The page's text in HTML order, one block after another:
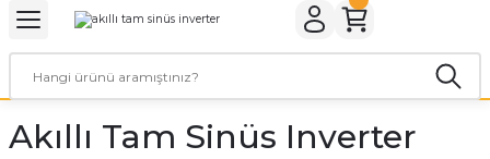
Geri Dön
Geri Dön
CİHAZLARI
Geri Dön
Geri Dön
Geri Dön
Geri Dön
Akıllı Tam Sinüs Inverter